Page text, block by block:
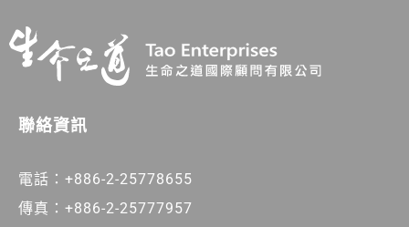
聯絡資訊
電話：+886-2-25778655
傳真：+886-2-25777957